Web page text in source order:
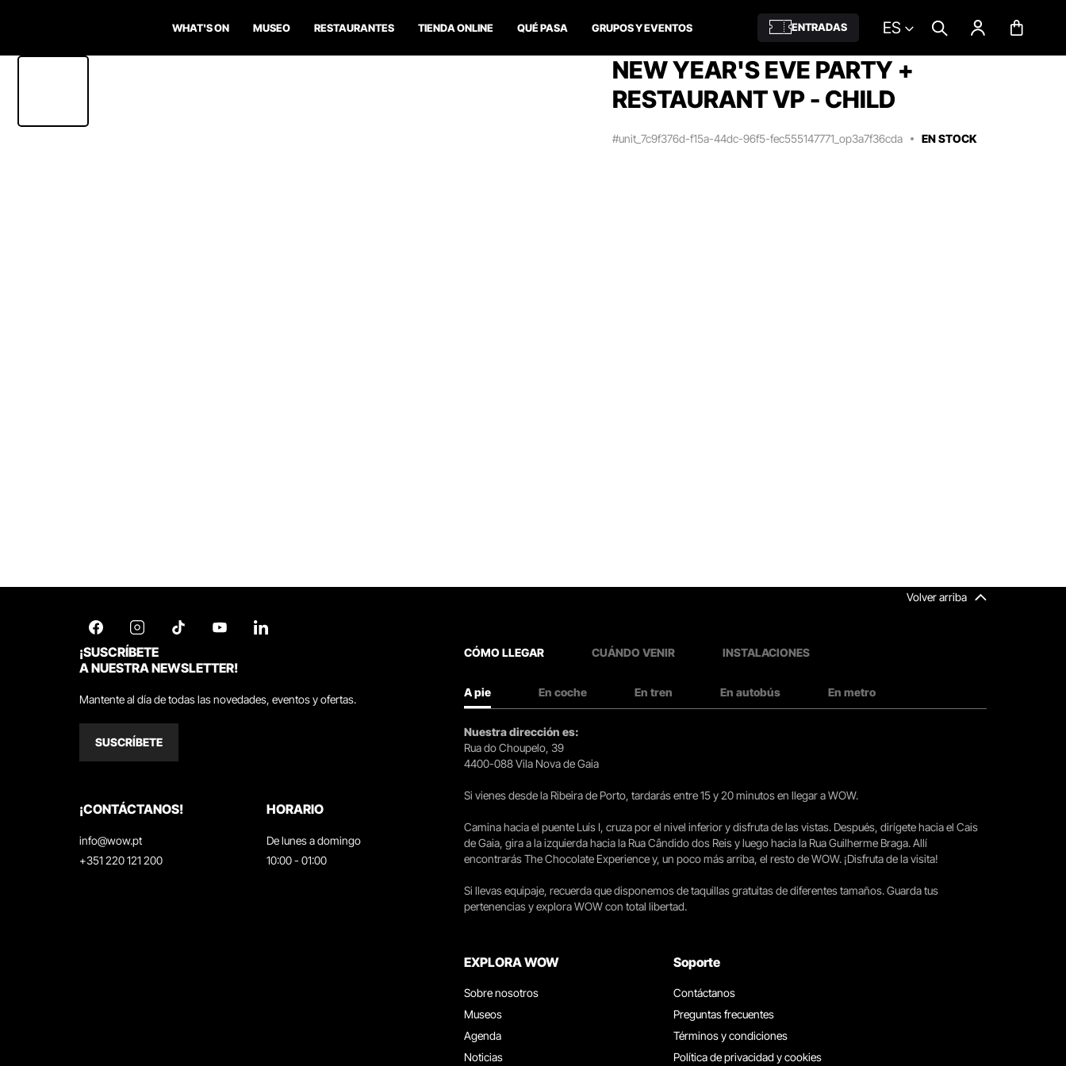
WHAT'S ON MUSEO RESTAURANTES TIENDA ONLINE QUÉ PASA GRUPOS Y EVENTOS ENTRADAS ES
NEW YEAR'S EVE PARTY +
RESTAURANT VP - CHILD
#unit_7c9f376d-f15a-44dc-96f5-fec555147771_op3a7f36cda EN STOCK
Volver arriba
¡SUSCRÍBETE
A NUESTRA NEWSLETTER!
Mantente al día de todas las novedades, eventos y ofertas.
SUSCRÍBETE
¡CONTÁCTANOS!
info@wow.pt
+351 220 121 200
HORARIO
De lunes a domingo
10:00 - 01:00
CÓMO LLEGAR CUÁNDO VENIR INSTALACIONES
A pie En coche En tren En autobús En metro
Nuestra dirección es:
Rua do Choupelo, 39
4400-088 Vila Nova de Gaia
Si vienes desde la Ribeira de Porto, tardarás entre 15 y 20 minutos en llegar a WOW.
Camina hacia el puente Luís I, cruza por el nivel inferior y disfruta de las vistas. Después, dirígete hacia el Cais
de Gaia, gira a la izquierda hacia la Rua Cândido dos Reis y luego hacia la Rua Guilherme Braga. Allí
encontrarás The Chocolate Experience y, un poco más arriba, el resto de WOW. ¡Disfruta de la visita!
Si llevas equipaje, recuerda que disponemos de taquillas gratuitas de diferentes tamaños. Guarda tus
pertenencias y explora WOW con total libertad.
EXPLORA WOW
Sobre nosotros
Museos
Agenda
Noticias
Soporte
Contáctanos
Preguntas frecuentes
Términos y condiciones
Política de privacidad y cookies